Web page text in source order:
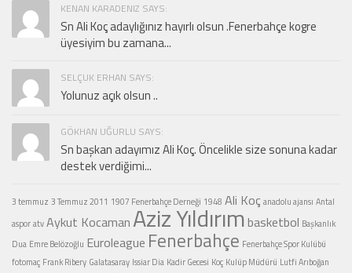
KENAN KARADENIZ SAYS:
Sn Ali Koç adaylığınız hayırlı olsun .Fenerbahçe kogre
üyesiyim bu zamana...
SELÇUK ERHAN SAYS:
Yolunuz açık olsun ..
GÖKHAN UĞURLU SAYS:
Sn başkan adayımız Ali Koç. Öncelikle size sonuna kadar
destek verdiğimi...
3 temmuz 3 Temmuz 2011 1907 Fenerbahçe Derneği 1948 Ali Koçanadolu ajansı Antal
asporatvAykut Kocaman Aziz Yıldırımbasketbol Başkanlık
Dua Emre Belözoğlu Euroleague Fenerbahçe Fenerbahçe Spor Kulübü
fotomaç Frank Ribery Galatasaray Issiar Dia Kadir Gecesi Koç Kulüp Müdürü Lutfi Arıboğan